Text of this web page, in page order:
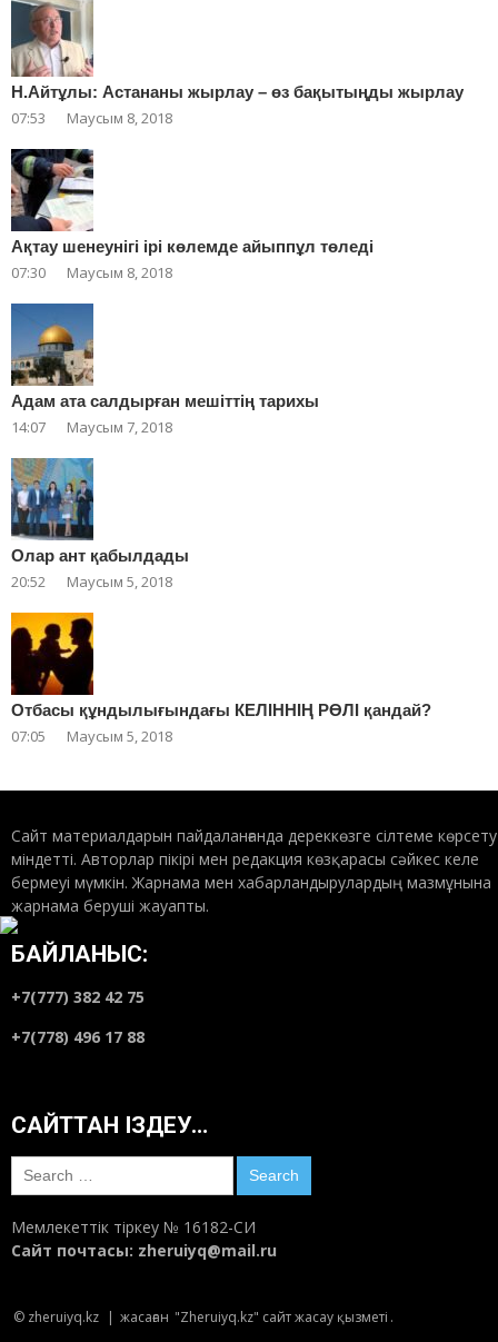
Н.Айтұлы: Астананы жырлау – өз бақытыңды жырлау
07:53 Маусым 8, 2018
Ақтау шенеунігі ірі көлемде айыппұл төледі
07:30 Маусым 8, 2018
Адам ата салдырған мешіттің тарихы
14:07 Маусым 7, 2018
Олар ант қабылдады
20:52 Маусым 5, 2018
Отбасы құндылығындағы КЕЛІННІҢ РӨЛІ қандай?
07:05 Маусым 5, 2018
Сайт материалдарын пайдаланғанда дереккөзге сілтеме көрсету
міндетті. Авторлар пікірі мен редакция көзқарасы сәйкес келе
бермеуі мүмкін. Жарнама мен хабарландырулардың мазмұнына
жарнама беруші жауапты.
БАЙЛАНЫС:
+7(777) 382 42 75
+7(778) 496 17 88
САЙТТАН ІЗДЕУ…
Search
for:
Мемлекеттік тіркеу № 16182-СИ
Сайт почтасы: zheruiyq@mail.ru
© zheruiyq.kz | жасаған "Zheruiyq.kz" сайт жасау қызметі .